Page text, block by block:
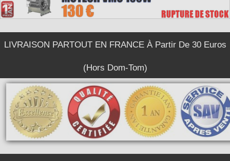
LIVRAISON PARTOUT EN FRANCE À Partir De 30 Euros
(Hors Dom-Tom)